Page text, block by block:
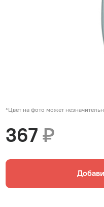
*Цвет на фото может
367₽